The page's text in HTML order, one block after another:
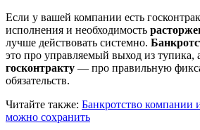
Если у вашей компании есть
исполнения и необходимость
лучше действовать системно.
это про управляемый выход из тупика,
госконтракту — про правильную
обязательств.
Читайте также: Банкротство компании
можно сохранить